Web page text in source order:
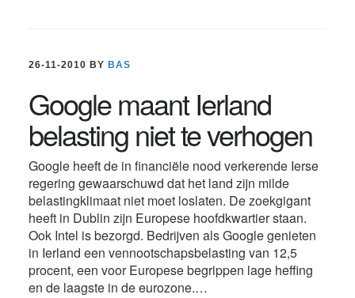
26-11-2010 BY BAS
Google maant Ierland
belasting niet te verhogen
Google heeft de in financiële nood verkerende Ierse
regering gewaarschuwd dat het land zijn milde
belastingklimaat niet moet loslaten. De zoekgigant
heeft in Dublin zijn Europese hoofdkwartier staan.
Ook Intel is bezorgd. Bedrijven als Google genieten
in Ierland een vennootschapsbelasting van 12,5
procent, een voor Europese begrippen lage heffing
en de laagste in de eurozone.…